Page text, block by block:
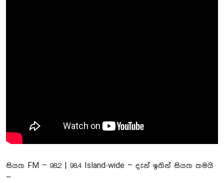
සියත FM – 98.2 | 98.4 Island-wide – දැන් ඉතින් සියත තමයි
–